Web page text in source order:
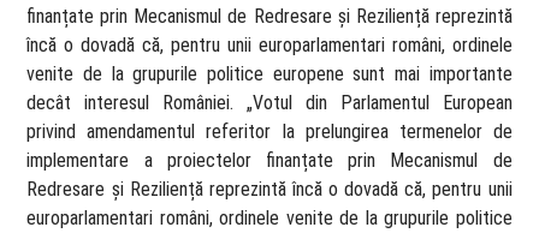
finanțate prin Mecanismul de Redresare și Reziliență reprezintă
încă o dovadă că, pentru unii europarlamentari români, ordinele
venite de la grupurile politice europene sunt mai importante
decât interesul României. „Votul din Parlamentul European
privind amendamentul referitor la prelungirea termenelor de
implementare a proiectelor finanțate prin Mecanismul de
Redresare și Reziliență reprezintă încă o dovadă că, pentru unii
europarlamentari români, ordinele venite de la grupurile politice